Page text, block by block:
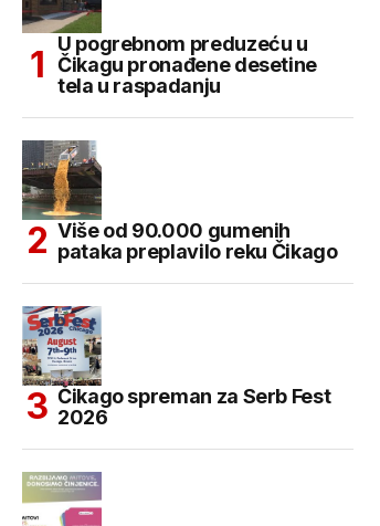
U pogrebnom preduzeću u
Čikagu pronađene desetine
tela u raspadanju
Više od 90.000 gumenih
pataka preplavilo reku Čikago
Čikago spreman za Serb Fest
2026